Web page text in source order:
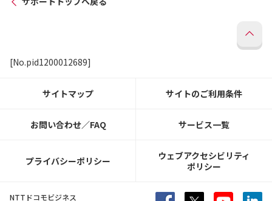
[No.pid1200012689]
サイトマップ サイトのご利用条件
お問い合わせ／FAQ サービス一覧
プライバシーポリシー
ウェブアクセシビリティ
ポリシー
NTTドコモビジネス